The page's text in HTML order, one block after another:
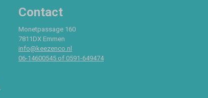
Contact
Monetpassage 160
7811DX Emmen
info@keezenco.nl
06-14600545 of 0591-649474